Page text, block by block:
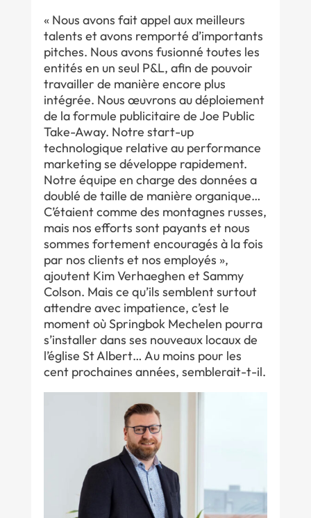
« Nous avons fait appel aux meilleurs
talents et avons remporté d’importants
pitches. Nous avons fusionné toutes les
entités en un seul P&L, afin de pouvoir
travailler de manière encore plus
intégrée. Nous œuvrons au déploiement
de la formule publicitaire de Joe Public
Take-Away. Notre start-up
technologique relative au performance
marketing se développe rapidement.
Notre équipe en charge des données a
doublé de taille de manière organique…
C’étaient comme des montagnes russes,
mais nos efforts sont payants et nous
sommes fortement encouragés à la fois
par nos clients et nos employés »,
ajoutent Kim Verhaeghen et Sammy
Colson. Mais ce qu’ils semblent surtout
attendre avec impatience, c’est le
moment où Springbok Mechelen pourra
s’installer dans ses nouveaux locaux de
l’église St Albert… Au moins pour les
cent prochaines années, semblerait-t-il.